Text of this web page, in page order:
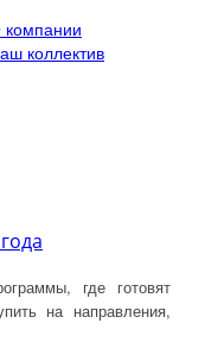
коллектив
где готовят
на направления,